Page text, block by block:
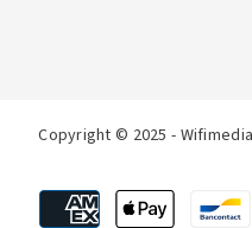
Copyright © 2025 -